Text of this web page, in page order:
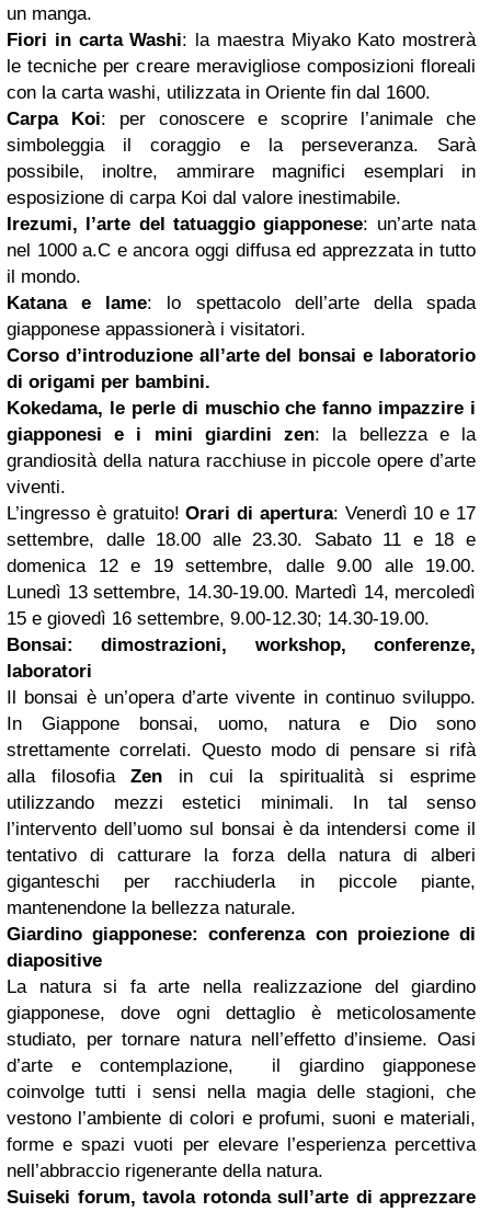
un manga.
Fiori in carta Washi: la maestra Miyako Kato mostrerà
le tecniche per creare meravigliose composizioni floreali
con la carta washi, utilizzata in Oriente fin dal 1600.
Carpa Koi: per conoscere e scoprire l’animale che
simboleggia il coraggio e la perseveranza. Sarà
possibile, inoltre, ammirare magnifici esemplari in
esposizione di carpa Koi dal valore inestimabile.
Irezumi, l’arte del tatuaggio giapponese: un’arte nata
nel 1000 a.C e ancora oggi diffusa ed apprezzata in tutto
il mondo.
Katana e lame: lo spettacolo dell’arte della spada
giapponese appassionerà i visitatori.
Corso d’introduzione all’arte del bonsai e laboratorio
di origami per bambini.
Kokedama, le perle di muschio che fanno impazzire i
giapponesi e i mini giardini zen: la bellezza e la
grandiosità della natura racchiuse in piccole opere d’arte
viventi.
L’ingresso è gratuito!Orari di apertura: Venerdì 10 e 17
settembre, dalle 18.00 alle 23.30. Sabato 11 e 18 e
domenica 12 e 19 settembre, dalle 9.00 alle 19.00.
Lunedì 13 settembre, 14.30-19.00. Martedì 14, mercoledì
15 e giovedì 16 settembre, 9.00-12.30; 14.30-19.00.
Bonsai: dimostrazioni, workshop, conferenze,
laboratori
Il bonsai è un’opera d’arte vivente in continuo sviluppo.
In Giappone bonsai, uomo, natura e Dio sono
strettamente correlati. Questo modo di pensare si rifà
alla filosofiaZen in cui la spiritualità si esprime
utilizzando mezzi estetici minimali. In tal senso
l’intervento dell’uomo sul bonsai è da intendersi come il
tentativo di catturare la forza della natura di alberi
giganteschi per racchiuderla in piccole piante,
mantenendone la bellezza naturale.
Giardino giapponese: conferenza con proiezione di
diapositive
La natura si fa arte nella realizzazione del giardino
giapponese, dove ogni dettaglio è meticolosamente
studiato, per tornare natura nell’effetto d’insieme. Oasi
d’arte e contemplazione, il giardino giapponese
coinvolge tutti i sensi nella magia delle stagioni, che
vestono l’ambiente di colori e profumi, suoni e materiali,
forme e spazi vuoti per elevare l’esperienza percettiva
nell’abbraccio rigenerante della natura.
Suiseki forum, tavola rotonda sull’arte di apprezzare